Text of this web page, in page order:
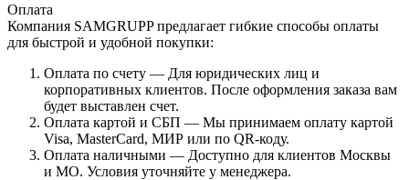
Оплата
Компания SAMGRUPP предлагает гибкие способы оплаты
для быстрой и удобной покупки:
Оплата по счету — Для юридических лиц и
корпоративных клиентов. После оформления заказа вам
будет выставлен счет.
Оплата картой и СБП — Мы принимаем оплату картой
Visa, MasterCard, МИР или по QR-коду.
Оплата наличными — Доступно для клиентов Москвы
и МО. Условия уточняйте у менеджера.